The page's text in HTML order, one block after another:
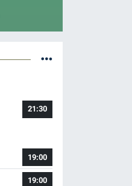
21:30
19:00
19:00